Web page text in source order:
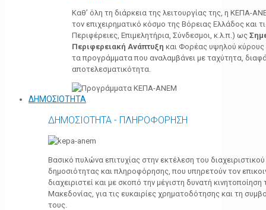
Καθ’ όλη τη διάρκεια της λειτουργίας της, η ΚΕΠΑ-
τον επιχειρηματικό κόσμο της Βόρειας Ελλάδος και
Περιφέρειες, Επιμελητήρια, Σύνδεσμοι, κ.λ.π.) ως
Περιφερειακή Ανάπτυξη και Φορέας υψηλού κύρους
τα προγράμματα που αναλαμβάνει με ταχύτητα,
αποτελεσματικότητα.
ΔΗΜΟΣΙΟΤΗΤΑ
ΔΗΜΟΣΙΟΤΗΤΑ - ΠΛΗΡΟΦΟΡΗΣΗ
Βασικό πυλώνα επιτυχίας στην εκτέλεση του
δημοσιότητας και πληροφόρησης, που υπηρετούν τον
διαχειριστεί και με σκοπό την μέγιστη δυνατή
Μακεδονίας, για τις ευκαιρίες χρηματοδότησης και τη
τους.